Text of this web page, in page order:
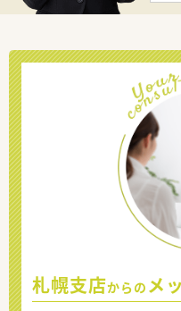
札幌支店からの メ